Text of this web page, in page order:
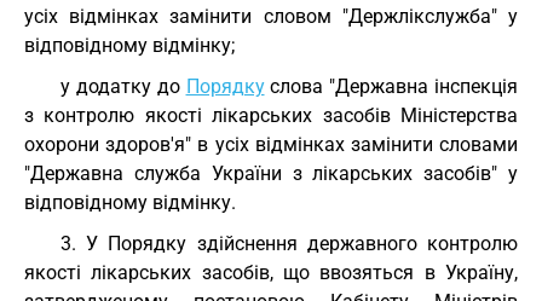
усіх відмінках замінити словом "Держлікслужба" у
відповідному відмінку;
у додатку до Порядкуслова "Державна інспекція
з контролю якості лікарських засобів Міністерства
охорони здоров'я" в усіх відмінках замінити словами
"Державна служба України з лікарських засобів" у
відповідному відмінку.
3. У Порядку здійснення державного контролю
якості лікарських засобів, що ввозяться в Україну,